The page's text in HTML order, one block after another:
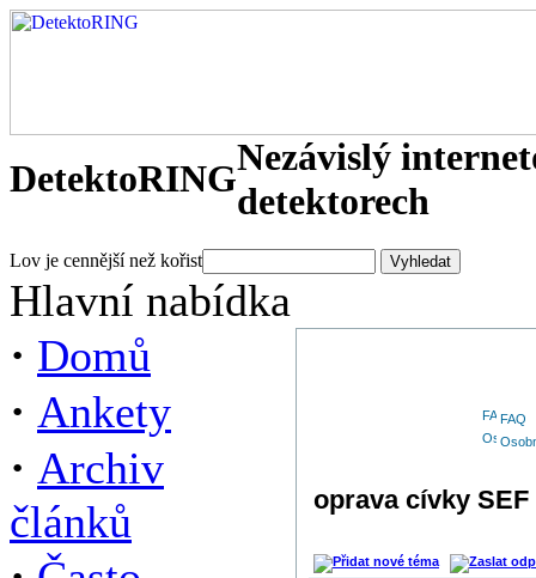
DetektoRINGNezávislý
detektorech
Lov je cennější než kořist
Hlavní nabídka
· Domů
· Ankety
· Archiv
článků
FAQ
oprava cívky